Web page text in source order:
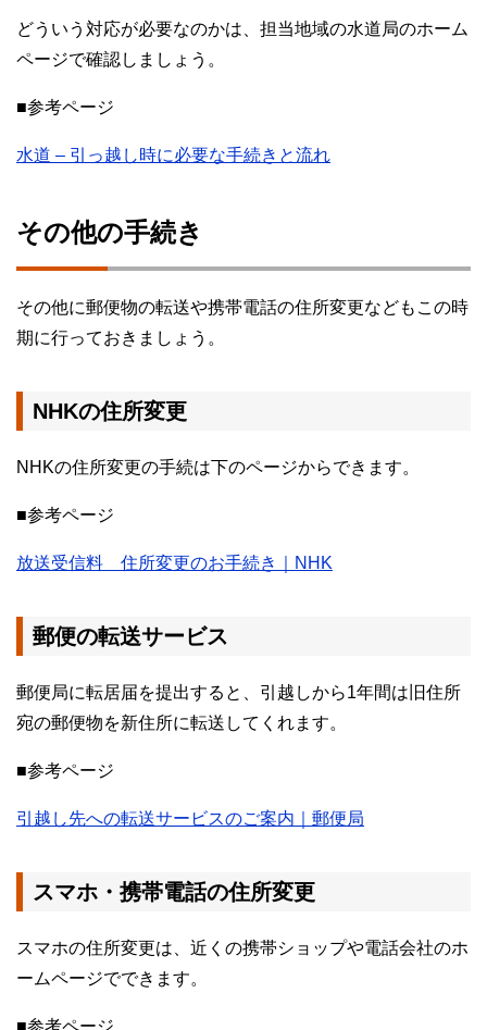
どういう対応が必要なのかは、担当地域の水道局のホーム
ページで確認しましょう。
■参考ページ
水道 – 引っ越し時に必要な手続きと流れ
その他の手続き
その他に郵便物の転送や携帯電話の住所変更などもこの時
期に行っておきましょう。
NHKの住所変更
NHKの住所変更の手続は下のページからできます。
■参考ページ
放送受信料 住所変更のお手続き｜NHK
郵便の転送サービス
郵便局に転居届を提出すると、引越しから1年間は旧住所
宛の郵便物を新住所に転送してくれます。
■参考ページ
引越し先への転送サービスのご案内｜郵便局
スマホ・携帯電話の住所変更
スマホの住所変更は、近くの携帯ショップや電話会社のホ
ームページでできます。
■参考ページ